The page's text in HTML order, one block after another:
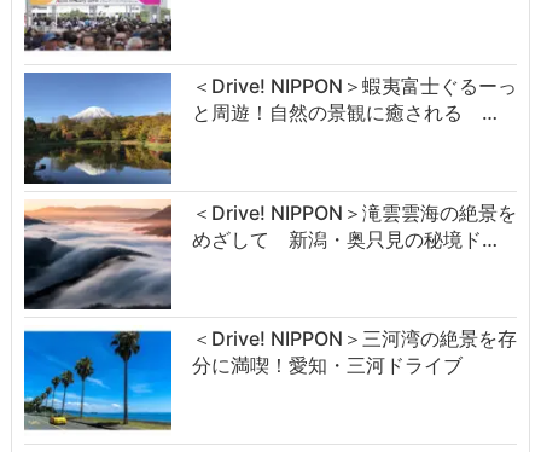
＜Drive! NIPPON＞蝦夷富士ぐるーっ
と周遊！自然の景観に癒される …
＜Drive! NIPPON＞滝雲雲海の絶景を
めざして 新潟・奥只見の秘境ド…
＜Drive! NIPPON＞三河湾の絶景を存
分に満喫！愛知・三河ドライブ